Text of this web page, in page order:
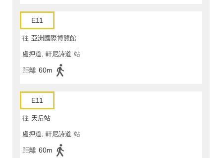
E11
往 亞洲國際博覽館
盧押道, 軒尼詩道 站
距離 60m
E11
往 天后站
盧押道, 軒尼詩道 站
距離 60m